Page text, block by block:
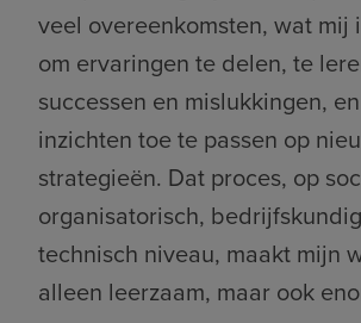
veel overeenkomsten, wat mij
om ervaringen te delen, te
successen en mislukkingen,
inzichten toe te passen op
strategieën. Dat proces, op
organisatorisch,
technisch niveau, maakt mijn
alleen leerzaam, maar ook